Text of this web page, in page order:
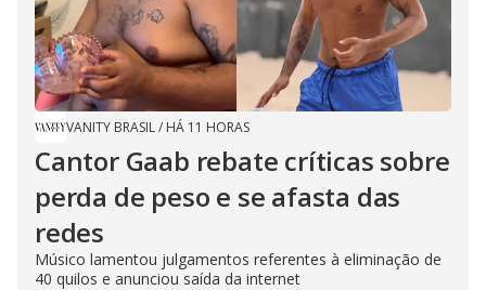
VANITY BRASIL/ HÁ 11 HORAS
Cantor Gaab rebate críticas sobre
perda de peso e se afasta das
redes
Músico lamentou julgamentos referentes à eliminação de
40 quilos e anunciou saída da internet